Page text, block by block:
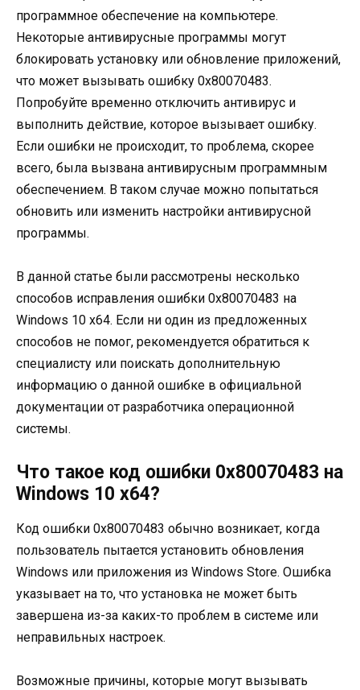
программное обеспечение на компьютере.
Некоторые антивирусные программы могут
блокировать установку или обновление приложений,
что может вызывать ошибку 0x80070483.
Попробуйте временно отключить антивирус и
выполнить действие, которое вызывает ошибку.
Если ошибки не происходит, то проблема, скорее
всего, была вызвана антивирусным программным
обеспечением. В таком случае можно попытаться
обновить или изменить настройки антивирусной
программы.
В данной статье были рассмотрены несколько
способов исправления ошибки 0x80070483 на
Windows 10 x64. Если ни один из предложенных
способов не помог, рекомендуется обратиться к
специалисту или поискать дополнительную
информацию о данной ошибке в официальной
документации от разработчика операционной
системы.
Что такое код ошибки 0x80070483 на
Windows 10 x64?
Код ошибки 0x80070483 обычно возникает, когда
пользователь пытается установить обновления
Windows или приложения из Windows Store. Ошибка
указывает на то, что установка не может быть
завершена из-за каких-то проблем в системе или
неправильных настроек.
Возможные причины, которые могут вызывать